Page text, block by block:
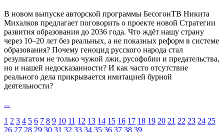
В новом выпуске авторской программы БесогонТВ Никита
Михалков предлагает поговорить о проекте новой Стратегии
развития образования до 2036 года. Что ждёт нашу страну
через 10–20 лет без реальных, а не показных реформ в системе
образования? Почему геноцид русского народа стал
результатом не только чужой лжи, русофобии и предательства,
но и нашей недосказанности? И как часто отсутствие
реального дела прикрывается имитацией бурной
деятельности?
...
1 2 3 4 5 6 7 8 9 10 11 12 13 14 15 16 17 18 19 20 21 22 23 24 25
26 27 28 29 30 31 32 33 34 35 36 37 38 39